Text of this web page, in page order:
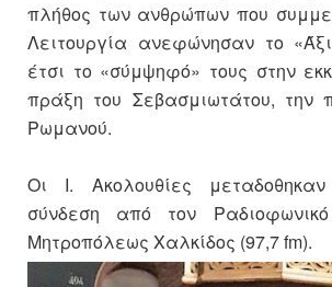
πλήθος των ανθρώπων που
Λειτουργία ανεφώνησαν το
έτσι το «σύμψηφό» τους στην
πράξη του Σεβασμιωτάτου, την
Ρωμανού.
Οι Ι. Ακολουθίες
σύνδεση από τον
Μητροπόλεως Χαλκίδος (97,7 fm).